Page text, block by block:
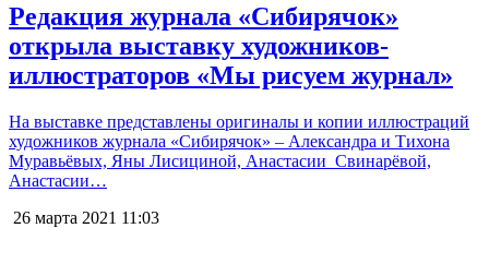
Редакция журнала «Сибирячок»
открыла выставку художников-
иллюстраторов «Мы рисуем журнал»
На выставке представлены оригиналы и копии иллюстраций
художников журнала «Сибирячок» – Александра и Тихона
Муравьёвых, Яны Лисициной, Анастасии Свинарёвой,
Анастасии…
26 марта 2021 11:03